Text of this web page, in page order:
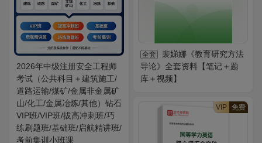
全套
裴娣娜《教育研究方法
导论》全套资料【笔记＋题
库＋视频】
2026年中级注册安全工程师
考试（公共科目＋建筑施工/
道路运输/煤矿/金属非金属矿
山/化工/金属冶炼/其他）钻石
VIP班/VIP班/拔高冲刺班/巧
练刷题班/基础班/启航精讲班/
考前集训小班课
VIP 免费